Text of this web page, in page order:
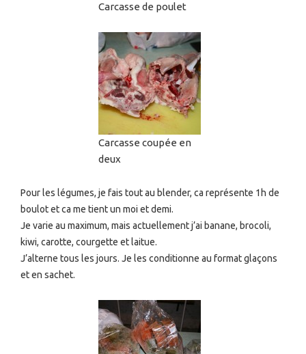
Carcasse de poulet
Carcasse coupée en
deux
Pour les légumes, je fais tout au blender, ca représente 1h de
boulot et ca me tient un moi et demi.
Je varie au maximum, mais actuellement j’ai banane, brocoli,
kiwi, carotte, courgette et laitue.
J’alterne tous les jours. Je les conditionne au format glaçons
et en sachet.